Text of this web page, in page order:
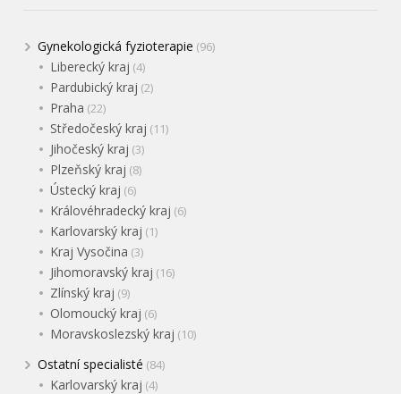
Gynekologická fyzioterapie (96)
Liberecký kraj (4)
Pardubický kraj (2)
Praha (22)
Středočeský kraj (11)
Jihočeský kraj (3)
Plzeňský kraj (8)
Ústecký kraj (6)
Královéhradecký kraj (6)
Karlovarský kraj (1)
Kraj Vysočina (3)
Jihomoravský kraj (16)
Zlínský kraj (9)
Olomoucký kraj (6)
Moravskoslezský kraj (10)
Ostatní specialisté (84)
Karlovarský kraj (4)